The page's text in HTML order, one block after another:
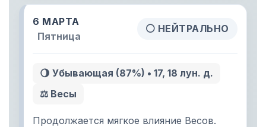
6 МАРТА
Пятница
⚪ НЕЙТРАЛЬНО
🌖 Убывающая (87%) • 17, 18 лун. д.
⚖️ Весы
Продолжается мягкое влияние Весов.